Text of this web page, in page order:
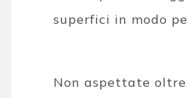
superfici in modo
Non aspettate